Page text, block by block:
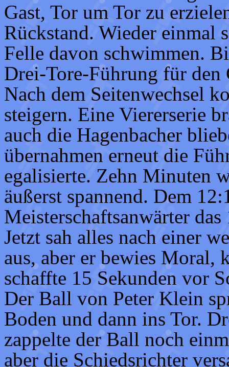
Gast, Tor um Tor zu
Rückstand. Wieder einmal
Felle davon schwimmen.
Drei-Tore-Führung für den
Nach dem Seitenwechsel
steigern. Eine Viererserie
auch die Hagenbacher
übernahmen erneut die
egalisierte. Zehn Minuten
äußerst spannend. Dem
Meisterschaftsanwärter
Jetzt sah alles nach einer
aus, aber er bewies Moral,
schaffte 15 Sekunden vor
Der Ball von Peter Klein
Boden und dann ins Tor.
zappelte der Ball noch
aber die Schiedsrichter